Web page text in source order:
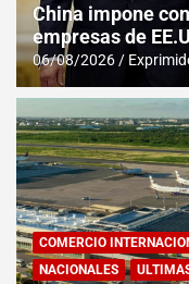
China impone
empresas de
Washington
06/08/2026
COMERCIO
NACIONALES